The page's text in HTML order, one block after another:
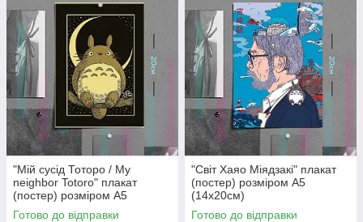
"Мій сусід Тоторо / My
neighbor Totoro" плакат
(постер) розміром А5
(14х20см)
Готово до відправки
"Світ Хаяо Міядзакі" плакат
(постер) розміром А5
(14х20см)
Готово до відправки